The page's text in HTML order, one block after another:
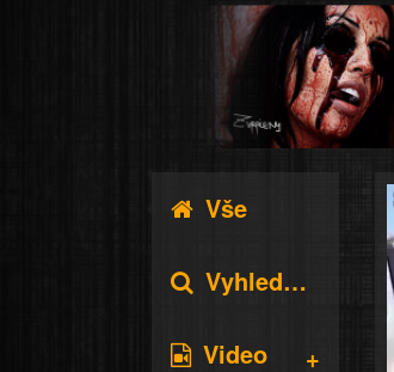
Vše
Vyhledávání
Video